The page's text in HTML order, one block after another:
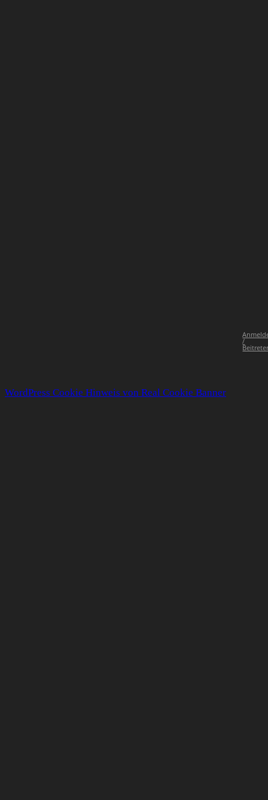
/
WordPress Cookie Hinweis von Real Cookie Banner